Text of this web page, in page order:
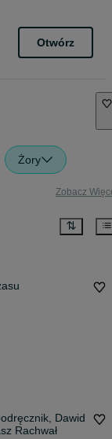
Otwórz
Żory
Zobacz
Dawid
Rachwał